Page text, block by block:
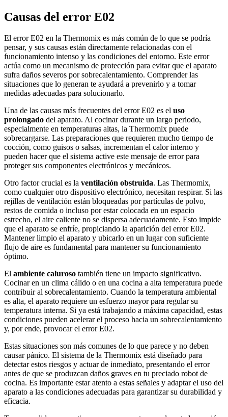
Causas del error E02
El error E02 en la Thermomix es más común de lo que se podría
pensar, y sus causas están directamente relacionadas con el
funcionamiento intenso y las condiciones del entorno. Este error
actúa como un mecanismo de protección para evitar que el aparato
sufra daños severos por sobrecalentamiento. Comprender las
situaciones que lo generan te ayudará a prevenirlo y a tomar
medidas adecuadas para solucionarlo.
Una de las causas más frecuentes del error E02 es el uso
prolongado del aparato. Al cocinar durante un largo periodo,
especialmente en temperaturas altas, la Thermomix puede
sobrecargarse. Las preparaciones que requieren mucho tiempo de
cocción, como guisos o salsas, incrementan el calor interno y
pueden hacer que el sistema active este mensaje de error para
proteger sus componentes electrónicos y mecánicos.
Otro factor crucial es la ventilación obstruida. Las Thermomix,
como cualquier otro dispositivo electrónico, necesitan respirar. Si las
rejillas de ventilación están bloqueadas por partículas de polvo,
restos de comida o incluso por estar colocada en un espacio
estrecho, el aire caliente no se dispersa adecuadamente. Esto impide
que el aparato se enfríe, propiciando la aparición del error E02.
Mantener limpio el aparato y ubicarlo en un lugar con suficiente
flujo de aire es fundamental para mantener su funcionamiento
óptimo.
El ambiente caluroso también tiene un impacto significativo.
Cocinar en un clima cálido o en una cocina a alta temperatura puede
contribuir al sobrecalentamiento. Cuando la temperatura ambiental
es alta, el aparato requiere un esfuerzo mayor para regular su
temperatura interna. Si ya está trabajando a máxima capacidad, estas
condiciones pueden acelerar el proceso hacia un sobrecalentamiento
y, por ende, provocar el error E02.
Estas situaciones son más comunes de lo que parece y no deben
causar pánico. El sistema de la Thermomix está diseñado para
detectar estos riesgos y actuar de inmediato, presentando el error
antes de que se produzcan daños graves en tu preciado robot de
cocina. Es importante estar atento a estas señales y adaptar el uso del
aparato a las condiciones adecuadas para garantizar su durabilidad y
eficacia.